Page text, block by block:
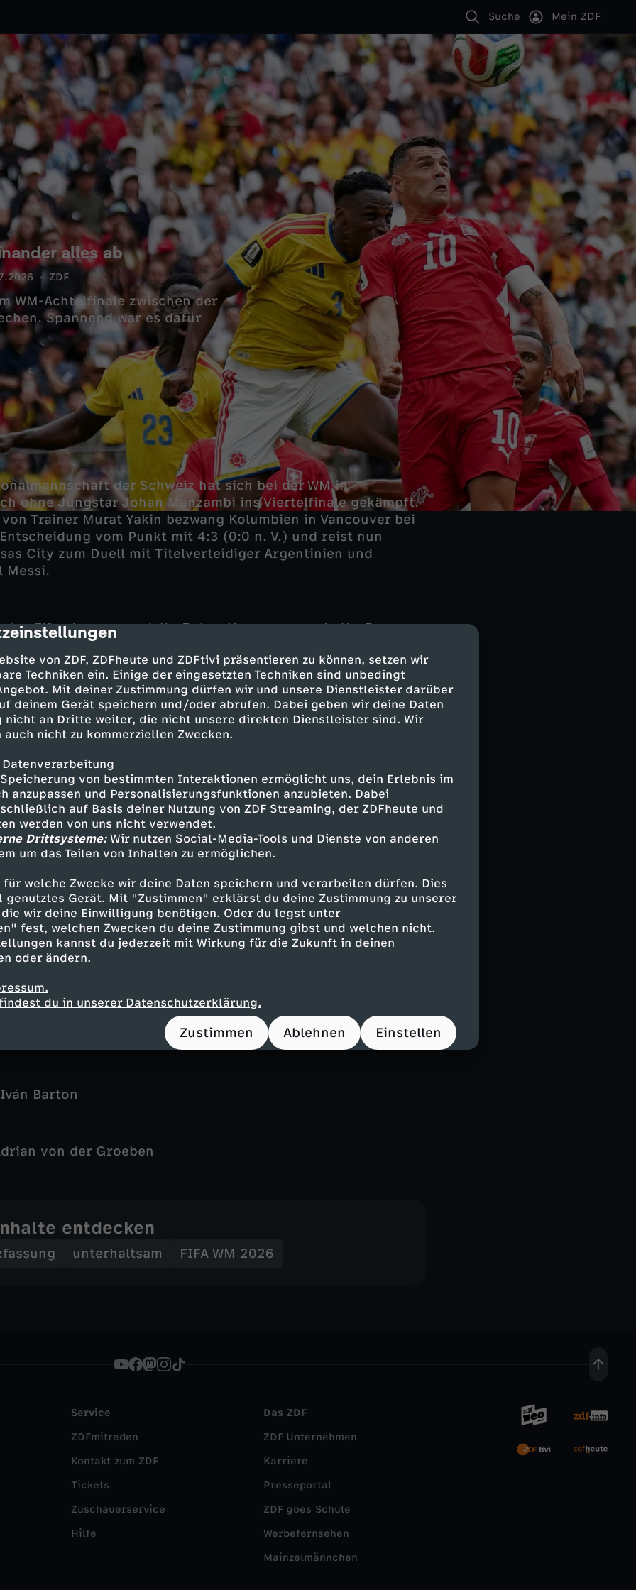
von ZDF, ZDFheute und ZDFtivi präsentieren zu können, setzen wir
Techniken ein. Einige der eingesetzten Techniken sind unbedingt
Mit deiner Zustimmung dürfen wir und unsere Dienstleister darüber
deinem Gerät speichern und/oder abrufen. Dabei geben wir deine Daten
nicht an Dritte weiter, die nicht unsere direkten Dienstleister sind. Wir
nicht zu kommerziellen Zwecken.
von bestimmten Interaktionen ermöglicht uns, dein Erlebnis im
anzupassen und Personalisierungsfunktionen anzubieten. Dabei
auf Basis deiner Nutzung von ZDF Streaming, der ZDFheute und
werden von uns nicht verwendet.
Drittsysteme:Wir nutzen Social-Media-Tools und Dienste von anderen
um das Teilen von Inhalten zu ermöglichen.
für welche Zwecke wir deine Daten speichern und verarbeiten dürfen. Dies
Gerät. Mit "Zustimmen" erklärst du deine Zustimmung zu unserer
wir deine Einwilligung benötigen. Oder du legst unter
fest, welchen Zwecken du deine Zustimmung gibst und welchen nicht.
kannst du jederzeit mit Wirkung für die Zukunft in deinen
oder ändern.
du in unserer Datenschutzerklärung.
Zustimmen Ablehnen Einstellen
Suche Mein ZDF
alles ab
ZDF
WM-Achtelfinale zwischen der
Spannend war es dafür
der Schweiz hat sich bei der WM in
ohne Jungstar Johan Manzambi ins Viertelfinale gekämpft.
Trainer Murat Yakin bezwang Kolumbien in Vancouver bei
vom Punkt mit 4:3 (0:0 n. V.) und reist nun
City zum Duell mit Titelverteidiger Argentinien und
Messi.
Elfmeter verwandelte Ruben Vargas, zuvor hatte Gregor
Hernadnez pariert. Die Schweiz, die bei einem
Jhon Lucumi (99.) großes Glück hatte und sich schon zuvor
Kobel verlassen konnte, hat ihr großes Ziel von der besten
bereits erreicht.
mussten dafür aber nur die Gruppenphase
(87. Widmer), Elvedi, Akanji, Rodríguez (71. Muheim)
Ndoye (90.+1 Vargas), Jashari (46. Sow), Rieder (103.
(87. Itten)
- Munoz, Sánchez, Lucumi (119. Mina), Mojica - Puerta,
J. Arias (66. Campaz) - Rodríguez (66. Quintero),
Iván Barton
von der Groeben
entdecken
unterhaltsam FIFA WM 2026
Service
ZDFmitreden
Kontakt zum ZDF
Tickets
Zuschauerservice
Hilfe
Das ZDF
ZDF Unternehmen
Karriere
Presseportal
ZDF goes Schule
Werbefernsehen
Mainzelmännchen